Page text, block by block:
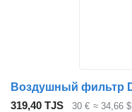
319,40 TJS 30 € ≈ 34,66 $